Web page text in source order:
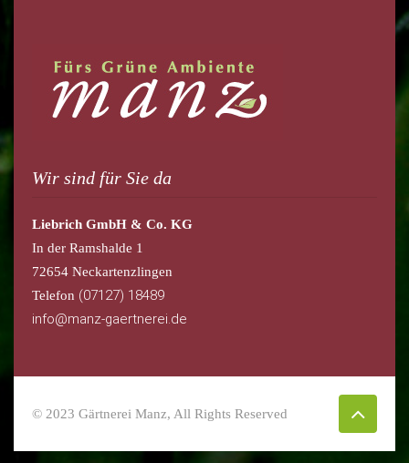
Wir sind für Sie da
Liebrich GmbH & Co. KG
In der Ramshalde 1
72654 Neckartenzlingen
Telefon (07127) 18489
info@manz-gaertnerei.de
© 2023 Gärtnerei Manz, All Rights Reserved